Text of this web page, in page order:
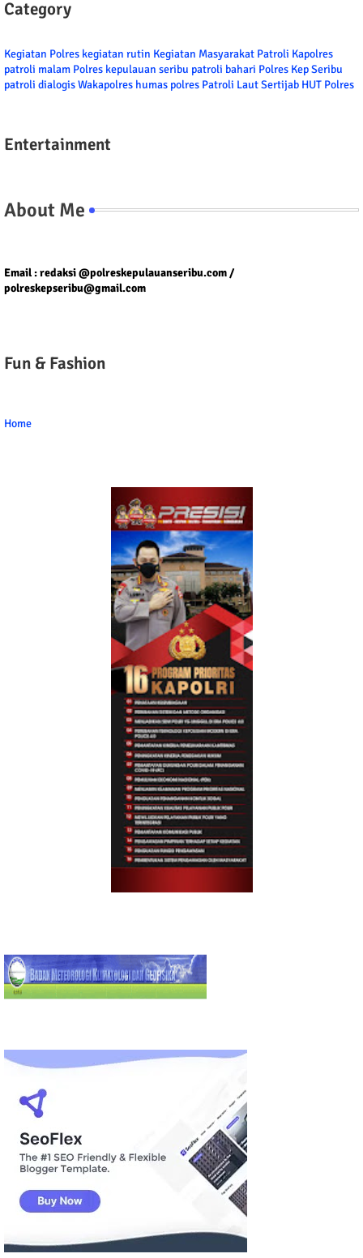
Category
Kegiatan Polres kegiatan rutin Kegiatan Masyarakat Patroli Kapolres
patroli malam Polres kepulauan seribu patroli bahari Polres Kep Seribu
patroli dialogisWakapolres humas polres Patroli LautSertijab HUT Polres
Entertainment
About Me
Email : redaksi @polreskepulauanseribu.com /
polreskepseribu@gmail.com
Fun & Fashion
Home